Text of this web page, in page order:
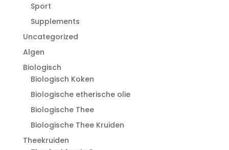
Sport
Supplements
Uncategorized
Algen
Biologisch
Biologisch Koken
Biologische etherische olie
Biologische Thee
Biologische Thee Kruiden
Theekruiden